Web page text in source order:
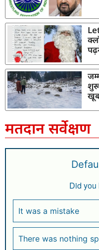
मतदान सर्वेक्षण
Did
It was a mistake
There was nothing